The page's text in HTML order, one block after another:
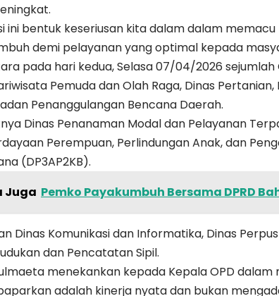
ini bentuk keseriusan kita dalam dalam
demi pelayanan yang optimal kepada
pada hari kedua, Selasa 07/04/2026
Pemuda dan Olah Raga, Dinas
Penanggulangan Bencana Daerah.
Dinas Penanaman Modal dan Pelayanan
Perempuan, Perlindungan Anak, dan
(DP3AP2KB).
Juga Pemko Payakumbuh Bersama DPRD
Dinas Komunikasi dan Informatika, Dinas
dan Pencatatan Sipil.
menekankan kepada Kepala OPD
adalah kinerja nyata dan bukan